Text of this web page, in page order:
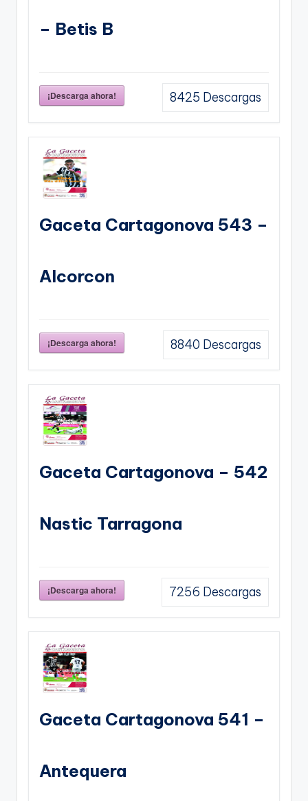
– Betis B
¡Descarga ahora! 8425 Descargas
Gaceta Cartagonova 543 –
Alcorcon
¡Descarga ahora! 8840 Descargas
Gaceta Cartagonova – 542
Nastic Tarragona
¡Descarga ahora! 7256 Descargas
Gaceta Cartagonova 541 –
Antequera